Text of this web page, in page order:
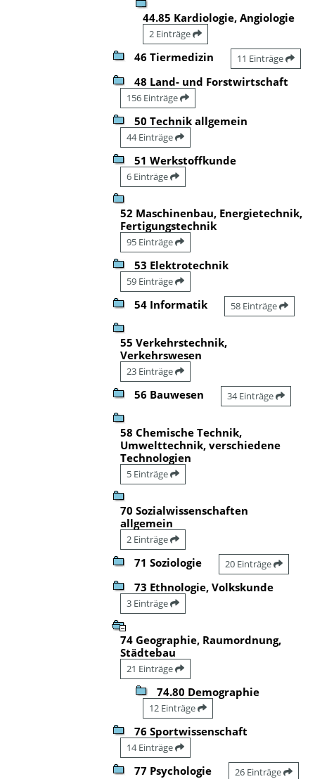
44.85 Kardiologie, Angiologie
2 Einträge
46 Tiermedizin 11 Einträge
48 Land- und Forstwirtschaft
156 Einträge
50 Technik allgemein
44 Einträge
51 Werkstoffkunde
6 Einträge
52 Maschinenbau, Energietechnik,
Fertigungstechnik
95 Einträge
53 Elektrotechnik
59 Einträge
54 Informatik 58 Einträge
55 Verkehrstechnik,
Verkehrswesen
23 Einträge
56 Bauwesen 34 Einträge
58 Chemische Technik,
Umwelttechnik, verschiedene
Technologien
5 Einträge
70 Sozialwissenschaften
allgemein
2 Einträge
71 Soziologie 20 Einträge
73 Ethnologie, Volkskunde
3 Einträge
74 Geographie, Raumordnung,
Städtebau
21 Einträge
74.80 Demographie
12 Einträge
76 Sportwissenschaft
14 Einträge
77 Psychologie 26 Einträge